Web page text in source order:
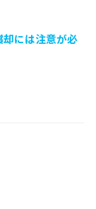
には注意が必